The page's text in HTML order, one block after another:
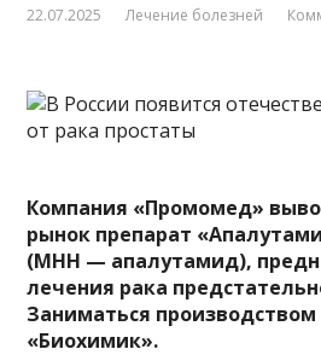
22.07.2025 Лечение болезней
Компания «Промомед»
рынок препарат
(МНН — апалутамид),
лечения рака
Заниматься
«Биохимик».